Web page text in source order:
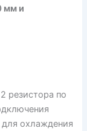
мм и
резистора по
охлаждения